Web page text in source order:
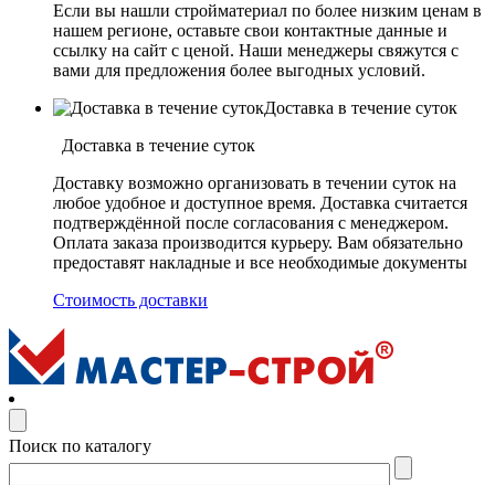
Если вы нашли стройматериал по более низким ценам в
нашем регионе, оставьте свои контактные данные и
ссылку на сайт с ценой. Наши менеджеры свяжутся с
вами для предложения более выгодных условий.
Доставка в течение суток
Доставка в течение суток
Доставку возможно организовать в течении суток на
любое удобное и доступное время. Доставка считается
подтверждённой после согласования с менеджером.
Оплата заказа производится курьеру. Вам обязательно
предоставят накладные и все необходимые документы
Стоимость доставки
Поиск по каталогу